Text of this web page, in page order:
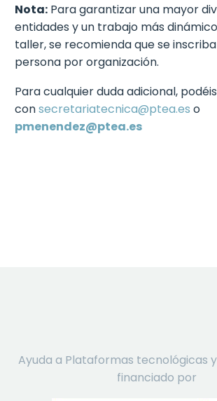
Nota: Para garantizar una mayor
entidades y un trabajo más
taller, se recomienda que se
persona por organización.
Para cualquier duda adicional,
consecretariatecnica@ptea.es o
pmenendez@ptea.es
Ayuda a Plataformas tecnológicas
financiado por